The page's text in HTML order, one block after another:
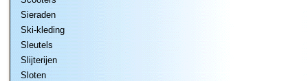
Sieraden
Ski-kleding
Sleutels
Slijterijen
Sloten